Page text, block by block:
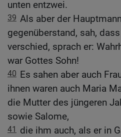
unten entzwei.
39 Als aber der
gegenüberstand, sah,
verschied, sprach er:
war Gottes Sohn!
40 Es sahen aber auch
ihnen waren auch Maria
die Mutter des jüngeren
sowie Salome,
41 die ihm auch, als er in